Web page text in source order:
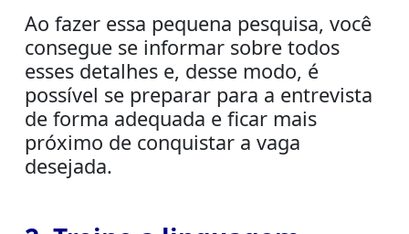
Ao fazer essa pequena pesquisa, você
consegue se informar sobre todos
esses detalhes e, desse modo, é
possível se preparar para a entrevista
de forma adequada e ficar mais
próximo de conquistar a vaga
desejada.